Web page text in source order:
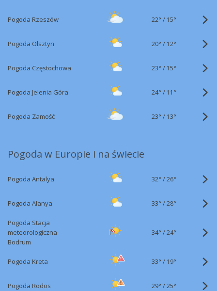
Pogoda Rzeszów 22° / 15°
Pogoda Olsztyn 20° / 12°
Pogoda Częstochowa 23° / 15°
Pogoda Jelenia Góra 24° / 11°
Pogoda Zamość 23° / 13°
Pogoda w Europie i na świecie
Pogoda Antalya 32° /26°
Pogoda Alanya 33° /28°
Pogoda Stacja
meteorologiczna
Bodrum
34° /24°
Pogoda Kreta 33° / 19°
Pogoda Rodos 29° /25°